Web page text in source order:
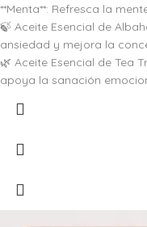
**Menta**: Refresca la
🍃 Aceite Esencial de
ansiedad y mejora la
🌿 Aceite Esencial de Tea
apoya la sanación